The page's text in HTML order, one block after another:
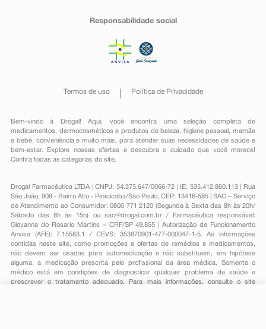
Responsabilidade social
Termos de uso Política de Privacidade
Bem-vindo à Drogal! Aqui, você encontra uma seleção completa de
medicamentos , dermocosméticos e produtos de beleza, higiene pessoal ,mamãe
e bebê, conveniênciae muito mais, para atender suas necessidades de saúde e
bem-estar. Explore nossas ofertas e descubra o cuidado que você merece!
Confira todas as categorias do site.
Drogal Farmacêutica LTDA | CNPJ: 54.375.647/0066-72 | IE: 535.412.860.113 | Rua
São João, 909 - Bairro Alto - Piracicaba/São Paulo, CEP: 13416-585 | SAC – Serviço
de Atendimento ao Consumidor: 0800 771 2120 (Segunda à Sexta das 8h às 20h/
Sábado das 8h às 15h) ou sac@drogal.com.br/ Farmacêutica responsável:
Giovanna do Rosario Martins – CRF/SP 49.855 | Autorização de Funcionamento
Anvisa (AFE): 7.15583.1 / CEVS: 353870901-477-000047-1-5. As informações
contidas neste site, como promoções e ofertas de remédios e medicamentos,
não devem ser usadas para automedicação e não substituem, em hipótese
alguma, a medicação prescrita pelo profissional da área médica. Somente o
médico está em condições de diagnosticar qualquer problema de saúde e
prescrever o tratamento adequado. Para mais informações, consulte o site